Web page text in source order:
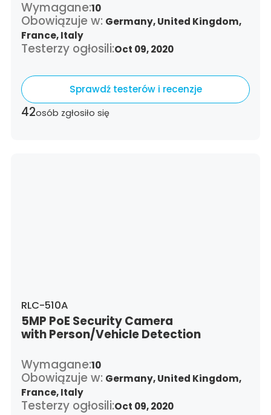
Wymagane:10
Obowiązuje w: Germany,United Kingdom,
France,Italy
Testerzy ogłosili:Oct 09, 2020
Sprawdź testerów i recenzje
42osób zgłosiło się
RLC-510A
5MP PoE Security Camera
with Person/Vehicle Detection
Wymagane:10
Obowiązuje w: Germany,United Kingdom,
France,Italy
Testerzy ogłosili:Oct 09, 2020